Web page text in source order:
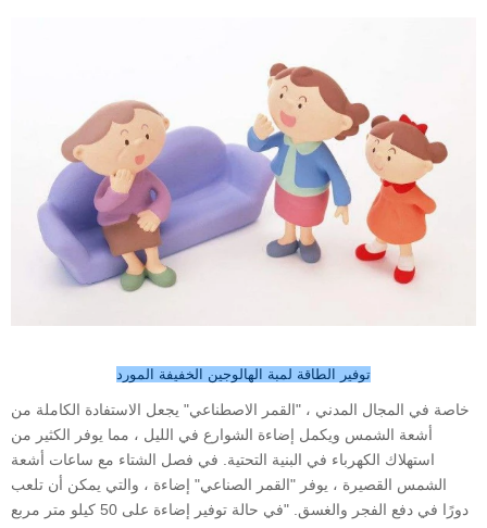
توفير الطاقة لمبة الهالوجين الخفيفة المورد
خاصة في المجال المدني ، "القمر الاصطناعي" يجعل الاستفادة الكاملة من
أشعة الشمس ويكمل إضاءة الشوارع في الليل ، مما يوفر الكثير من
استهلاك الكهرباء في البنية التحتية. في فصل الشتاء مع ساعات أشعة
الشمس القصيرة ، يوفر "القمر الصناعي" إضاءة ، والتي يمكن أن تلعب
دورًا في دفع الفجر والغسق. "في حالة توفير إضاءة على 50 كيلو متر مربع